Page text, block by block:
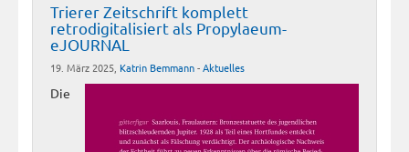
Trierer Zeitschrift komplett
retrodigitalisiert als Propylaeum-
eJOURNAL
19. März 2025, Katrin Bemmann-Aktuelles
Die